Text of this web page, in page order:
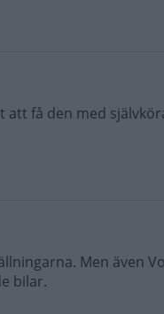
att få den med
Men även
bilar.